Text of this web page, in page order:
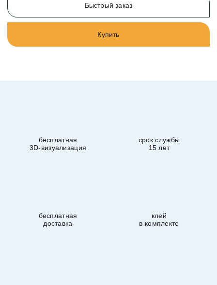
Быстрый заказ
Купить
бесплатная
3D-визуализация
срок службы
15 лет
бесплатная
доставка
клей
в комплекте